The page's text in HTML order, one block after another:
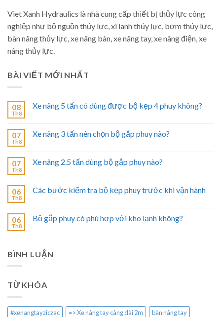
Viet Xanh Hydraulics là nhà cung cấp thiết bị thủy lực công
nghiệp như bộ nguồn thủy lực, xi lanh thủy lực, bơm thủy lực,
bàn nâng thủy lực, xe nâng bàn, xe nâng tay, xe nâng điện, xe
nâng thủy lực.
BÀI VIẾT MỚI NHẤT
08
Th8
Xe nâng 5 tấn có dùng được bộ kẹp 4 phuy không?
07
Th8
Xe nâng 3 tấn nên chọn bộ gắp phuy nào?
07
Th8
Xe nâng 2.5 tấn dùng bộ gắp phuy nào?
06
Th8
Các bước kiểm tra bộ kẹp phuy trước khi vận hành
06
Th8
Bộ gắp phuy có phù hợp với kho lạnh không?
BÌNH LUẬN
TỪ KHÓA
#xenangtayziczac => Xe nâng tay càng dài 2m
bàn nâng tay